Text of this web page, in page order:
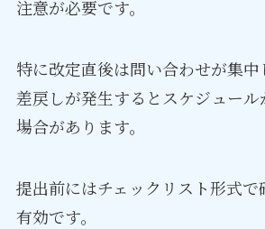
注意が必要です。
特に改定直後は問い合わせが集
差戻しが発生するとスケジュール
場合があります。
提出前にはチェックリスト形式
有効です。